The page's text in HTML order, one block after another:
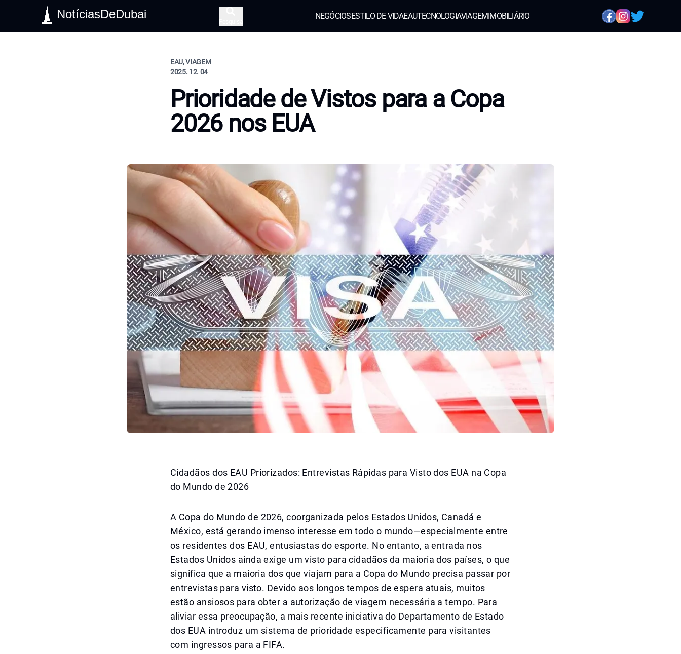
NotíciasDeDubai NEGÓCIOSESTILO DE VIDAEAUTECNOLOGIAVIAGEMIMOBILIÁRIO
EAU, VIAGEM
2025. 12. 04
Prioridade de Vistos para a Copa
2026 nos EUA
Cidadãos dos EAU Priorizados: Entrevistas Rápidas para Visto dos EUA na Copa
do Mundo de 2026
A Copa do Mundo de 2026, coorganizada pelos Estados Unidos, Canadá e
México, está gerando imenso interesse em todo o mundo—especialmente entre
os residentes dos EAU, entusiastas do esporte. No entanto, a entrada nos
Estados Unidos ainda exige um visto para cidadãos da maioria dos países, o que
significa que a maioria dos que viajam para a Copa do Mundo precisa passar por
entrevistas para visto. Devido aos longos tempos de espera atuais, muitos
estão ansiosos para obter a autorização de viagem necessária a tempo. Para
aliviar essa preocupação, a mais recente iniciativa do Departamento de Estado
dos EUA introduz um sistema de prioridade especificamente para visitantes
com ingressos para a FIFA.